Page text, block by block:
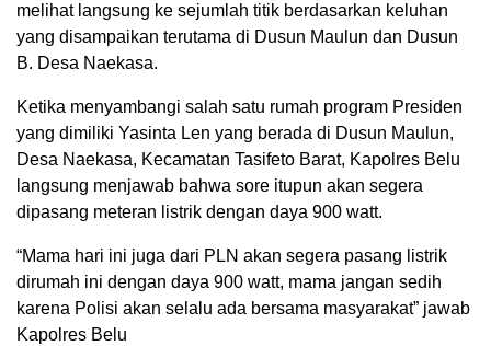
melihat langsung ke sejumlah titik berdasarkan keluhan
yang disampaikan terutama di Dusun Maulun dan Dusun
B. Desa Naekasa.
Ketika menyambangi salah satu rumah program Presiden
yang dimiliki Yasinta Len yang berada di Dusun Maulun,
Desa Naekasa, Kecamatan Tasifeto Barat, Kapolres Belu
langsung menjawab bahwa sore itupun akan segera
dipasang meteran listrik dengan daya 900 watt.
“Mama hari ini juga dari PLN akan segera pasang listrik
dirumah ini dengan daya 900 watt, mama jangan sedih
karena Polisi akan selalu ada bersama masyarakat” jawab
Kapolres Belu